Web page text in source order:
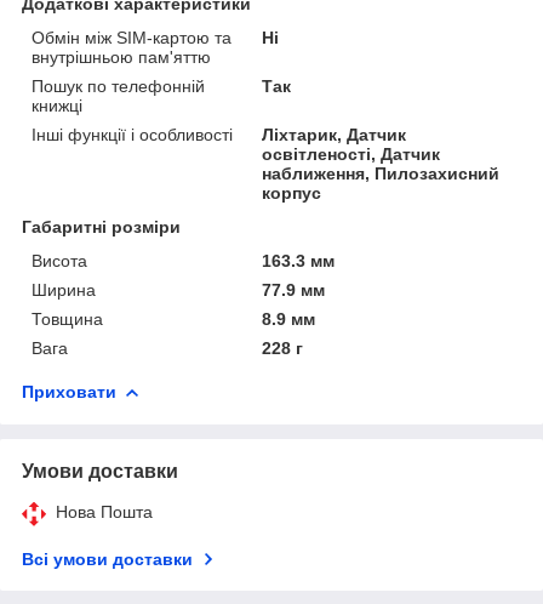
Обмін між SIM-картою та
внутрішньою пам'яттю
Ні
Пошук по телефонній
книжці
Так
Інші функції і особливості
Ліхтарик, Датчик
освітленості, Датчик
наближення, Пилозахисний
корпус
Габаритні розміри
Висота
163.3 мм
Ширина
77.9 мм
Товщина
8.9 мм
Вага
228 г
Приховати
Умови доставки
Нова Пошта
Всі умови доставки